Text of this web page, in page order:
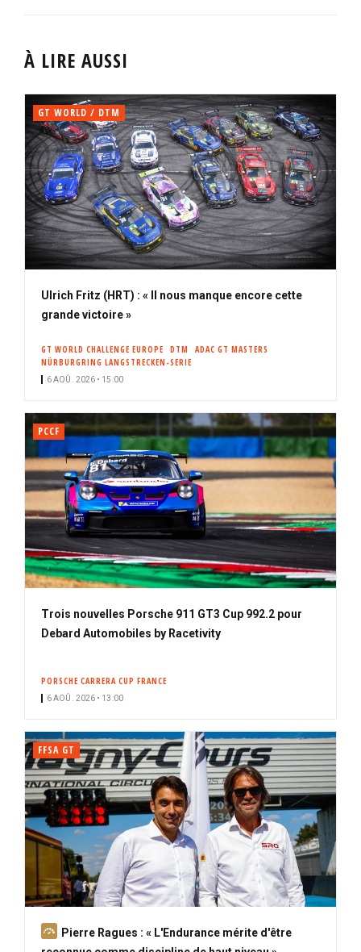
À LIRE AUSSI
GT WORLD / DTM
Ulrich Fritz (HRT) : « Il nous manque encore cette
grande victoire »
GT WORLD CHALLENGE EUROPE DTM
ADAC GT MASTERS
NÜRBURGRING LANGSTRECKEN-SERIE
6 AOÛ. 2026 • 15:00
PCCF
Trois nouvelles Porsche 911 GT3 Cup 992.2 pour
Debard Automobiles by Racetivity
PORSCHE CARRERA CUP FRANCE
6 AOÛ. 2026 • 13:00
FFSA GT
APierre Ragues : « L'Endurance mérite d'être